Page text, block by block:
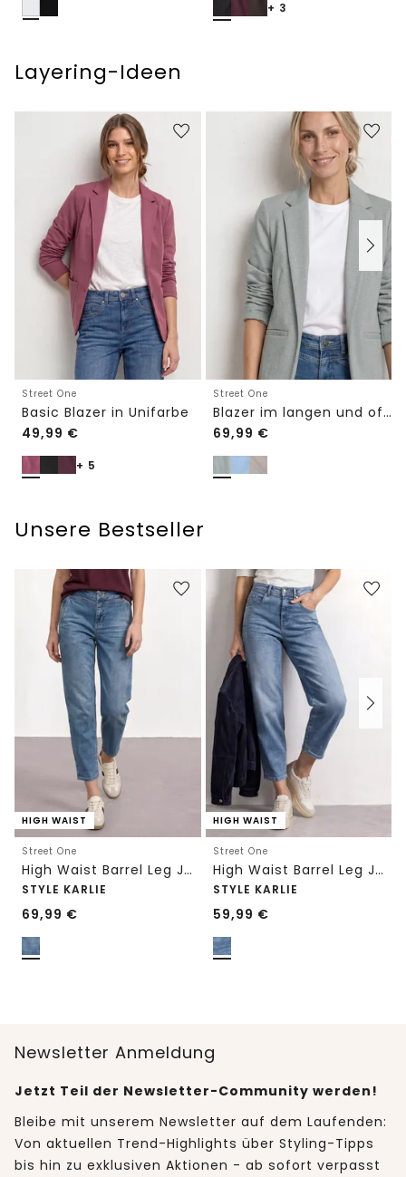
+ 3
Layering-Ideen
Street One
Basic Blazer in Unifarbe
49,99 €
+ 5
Street One
Blazer im langen und offenen Schnitt
69,99 €
Unsere Bestseller
HIGH WAIST
Street One
High Waist Barrel Leg Jeans im Loose Fit
STYLE KARLIE
69,99 €
HIGH WAIST
Street One
High Waist Barrel Leg Jeans im Loose Fit
STYLE KARLIE
59,99 €
Newsletter Anmeldung
Jetzt Teil der Newsletter-Community werden!
Bleibe mit unserem Newsletter auf dem Laufenden:
Von aktuellen Trend-Highlights über Styling-Tipps
bis hin zu exklusiven Aktionen - ab sofort verpasst